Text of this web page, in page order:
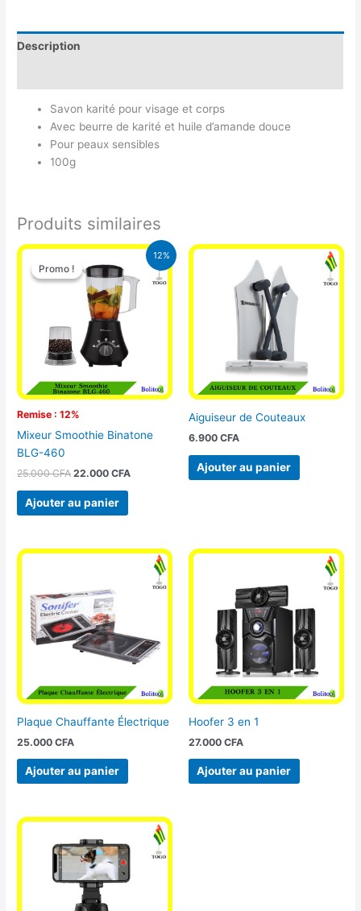
Description
Savon karité pour visage et corps
Avec beurre de karité et huile d’amande douce
Pour peaux sensibles
100g
Produits similaires
12%
Promo !
Remise : 12%
Promo !
Mixeur Smoothie Binatone
BLG-460
25.000CFA
Le
prix
initial
était :
25.000 CFA.
22.000CFA
Le
prix
actuel
est :
Ajouter au panier
Aiguiseur de Couteaux
6.900 CFA
Ajouter au panier
Plaque Chauffante Électrique
25.000CFA
Ajouter au panier
Hoofer 3 en 1
27.000 CFA
Ajouter au panier